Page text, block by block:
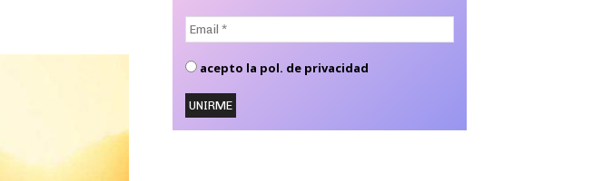
Email
*
acepto la pol. de privacidad